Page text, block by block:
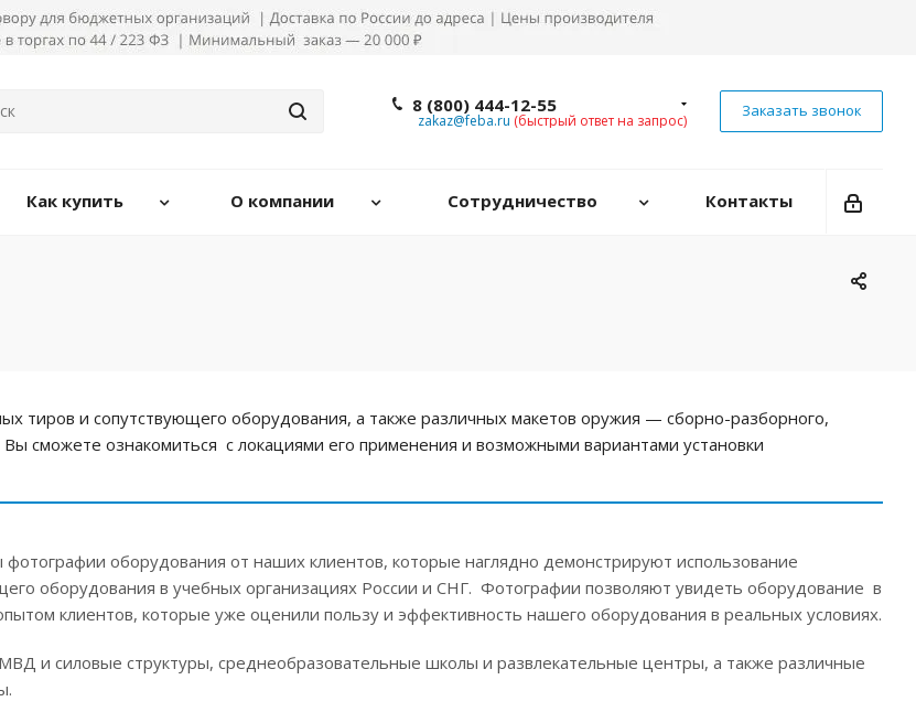
8 (800) 444-12-55
zakaz@feba.ru (быстрый ответ на запрос)
Заказать звонок
Как купить О компании Сотрудничество Контакты
тиров и сопутствующего оборудования, а также различных макетов оружия — сборно-разборного,
Вы сможете ознакомиться с локациями его применения и возможными вариантами установки
оборудования от наших клиентов, которые наглядно демонстрируют использование
оборудования в учебных организациях России и СНГ. Фотографии позволяют увидеть оборудование в
клиентов, которые уже оценили пользу и эффективность нашего оборудования в реальных условиях.
и силовые структуры, среднеобразовательные школы и развлекательные центры, а также различные